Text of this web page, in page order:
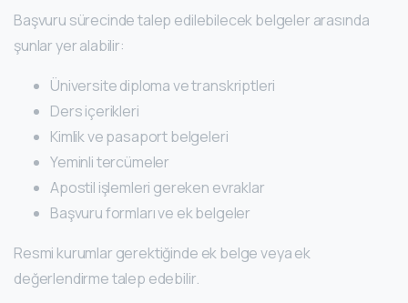
Başvuru sürecinde talep edilebilecek belgeler arasında
şunlar yer alabilir:
Üniversite diploma ve transkriptleri
Ders içerikleri
Kimlik ve pasaport belgeleri
Yeminli tercümeler
Apostil işlemleri gereken evraklar
Başvuru formları ve ek belgeler
Resmi kurumlar gerektiğinde ek belge veya ek
değerlendirme talep edebilir.